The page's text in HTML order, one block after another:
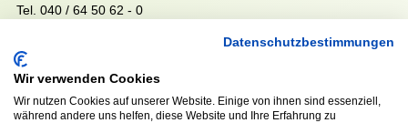
Tel. 040 / 64 50 62 - 0
MEDIA
Datenschutzbestimmungen
Wir verwenden Cookies
Wir nutzen Cookies auf unserer Website. Einige von ihnen sind essenziell,
während andere uns helfen, diese Website und Ihre Erfahrung zu